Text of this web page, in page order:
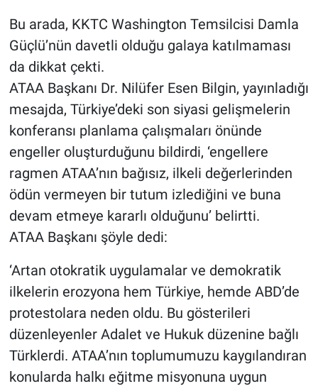
Bu arada, KKTC Washington Temsilcisi Damla
Güçlü’nün davetli olduğu galaya katılmaması
da dikkat çekti.
ATAA Başkanı Dr. Nilüfer Esen Bilgin, yayınladığı
mesajda, Türkiye’deki son siyasi gelişmelerin
konferansı planlama çalışmaları önünde
engeller oluşturduğunu bildirdi, ‘engellere
ragmen ATAA’nın bağısız, ilkeli değerlerinden
ödün vermeyen bir tutum izlediğini ve buna
devam etmeye kararlı olduğunu’ belirtti.
ATAA Başkanı şöyle dedi:
‘Artan otokratik uygulamalar ve demokratik
ilkelerin erozyona hem Türkiye, hemde ABD’de
protestolara neden oldu. Bu gösterileri
düzenleyenler Adalet ve Hukuk düzenine bağlı
Türklerdi. ATAA’nın toplumumuzu kaygılandıran
konularda halkı eğitme misyonuna uygun
Yerel Yaşam
Canlı Yayın